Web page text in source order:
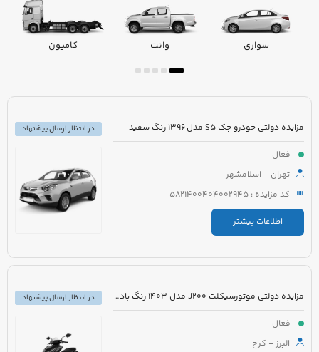
سواری وانت کامیون
مزایده دولتی خودرو جک S5 مدل 1396 رنگ سفید
فعال
تهران - اسلامشهر
کد مزایده : 5821400404002945
اطلاعات بیشتر
در انتظار ارسال پیشنهاد
مزایده دولتی موتورسیکلت J200 مدل 1403 رنگ بادمجانی
فعال
البرز - کرج
در انتظار ارسال پیشنهاد